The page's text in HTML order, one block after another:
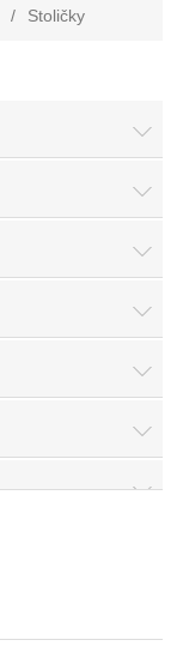
/ Stoličky